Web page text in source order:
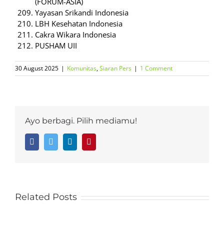
Yayasan Srikandi Indonesia
LBH Kesehatan Indonesia
Cakra Wikara Indonesia
PUSHAM UII
30 August 2025 | Komunitas,Siaran Pers | 1 Comment
Ayo berbagi. Pilih mediamu!
FacebookTwitter LinkedIn
Related Posts